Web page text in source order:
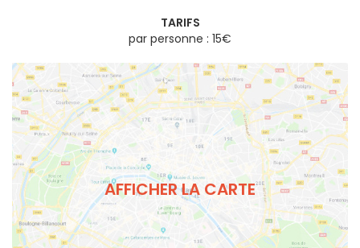
TARIFS
par personne : 15€
AFFICHER LA CARTE